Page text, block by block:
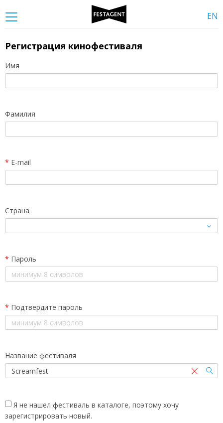
EN
Регистрация кинофестиваля
Имя
Фамилия
* E-mail
Страна
* Пароль
* Подтвердите пароль
Название фестиваля
Я не нашел фестиваль в каталоге, поэтому хочу
зарегистрировать новый.